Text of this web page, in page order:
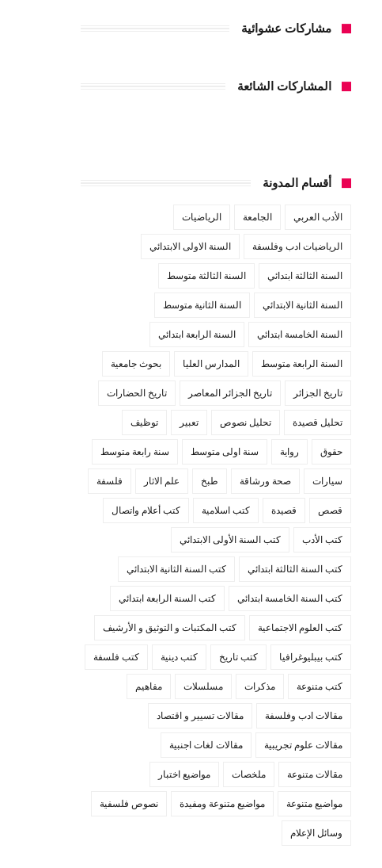
مشاركات عشوائية
المشاركات الشائعة
أقسام المدونة
الأدب العربي الجامعة الرياضيات
الرياضيات ادب وفلسفة السنة الاولى الابتدائي
السنة الثالثة ابتدائي السنة الثالثة متوسط
السنة الثانية الابتدائي السنة الثانية متوسط
السنة الخامسة ابتدائي السنة الرابعة ابتدائي
السنة الرابعة متوسط المدارس العليا بحوث جامعية
تاريخ الجزائر تاريخ الجزائر المعاصر تاريخ الحضارات
تحليل قصيدة تحليل نصوص تعبير توظيف
حقوق رواية سنة اولى متوسط سنة رابعة متوسط
سيارات صحة ورشاقة طبخ علم الاثار فلسفة
قصص قصيدة كتب اسلامية كتب أعلام واتصال
كتب الأدب كتب السنة الأولى الابتدائي
كتب السنة الثالثة ابتدائي كتب السنة الثانية الابتدائي
كتب السنة الخامسة ابتدائي كتب السنة الرابعة ابتدائي
كتب العلوم الاجتماعية كتب المكتبات و التوثيق و الأرشيف
كتب بيبليوغرافيا كتب تاريخ كتب دينية كتب فلسفة
كتب متنوعة مذكرات مسلسلات مفاهيم
مقالات ادب وفلسفة مقالات تسيير و اقتصاد
مقالات علوم تجريبية مقالات لغات اجنبية
مقالات متنوعة ملخصات مواضيع اختبار
مواضيع متنوعة مواضيع متنوعة ومفيدة نصوص فلسفية
وسائل الإعلام